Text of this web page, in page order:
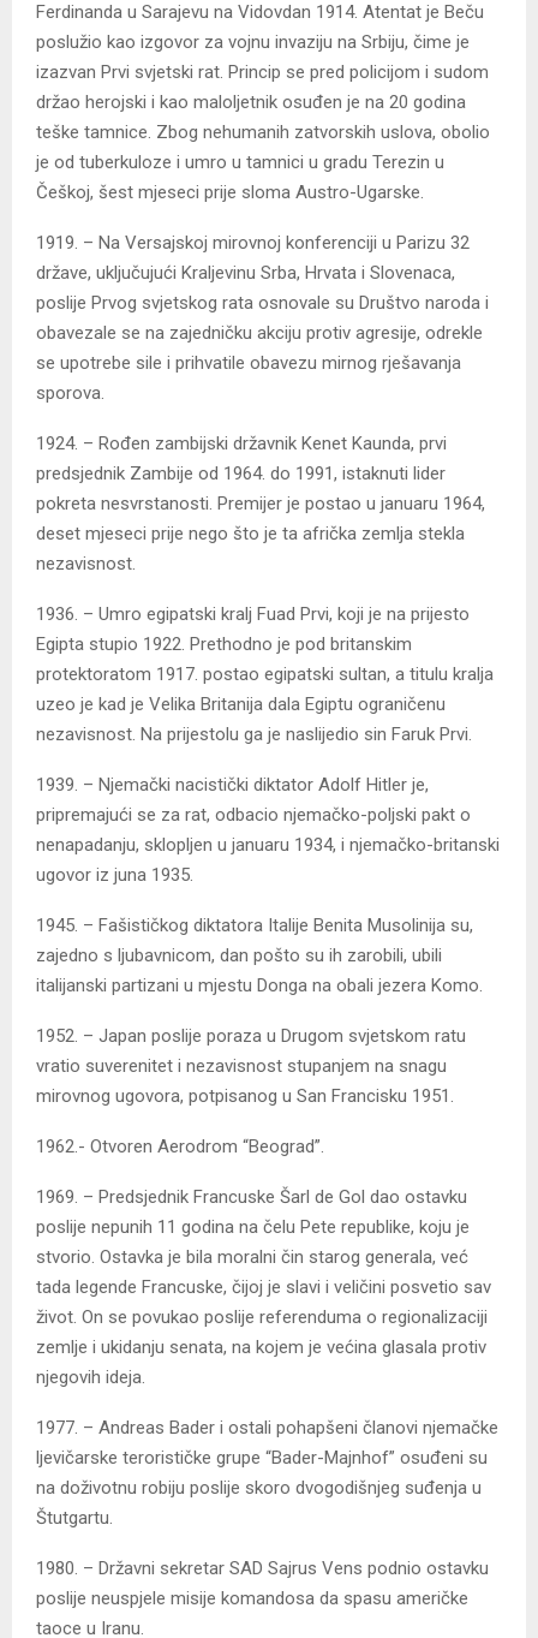
Ferdinanda u Sarajevu na Vidovdan 1914. Atentat je Beču
poslužio kao izgovor za vojnu invaziju na Srbiju, čime je
izazvan Prvi svjetski rat. Princip se pred policijom i sudom
držao herojski i kao maloljetnik osuđen je na 20 godina
teške tamnice. Zbog nehumanih zatvorskih uslova, obolio
je od tuberkuloze i umro u tamnici u gradu Terezin u
Češkoj, šest mjeseci prije sloma Austro-Ugarske.
1919. – Na Versajskoj mirovnoj konferenciji u Parizu 32
države, uključujući Kraljevinu Srba, Hrvata i Slovenaca,
poslije Prvog svjetskog rata osnovale su Društvo naroda i
obavezale se na zajedničku akciju protiv agresije, odrekle
se upotrebe sile i prihvatile obavezu mirnog rješavanja
sporova.
1924. – Rođen zambijski državnik Kenet Kaunda, prvi
predsjednik Zambije od 1964. do 1991, istaknuti lider
pokreta nesvrstanosti. Premijer je postao u januaru 1964,
deset mjeseci prije nego što je ta afrička zemlja stekla
nezavisnost.
1936. – Umro egipatski kralj Fuad Prvi, koji je na prijesto
Egipta stupio 1922. Prethodno je pod britanskim
protektoratom 1917. postao egipatski sultan, a titulu kralja
uzeo je kad je Velika Britanija dala Egiptu ograničenu
nezavisnost. Na prijestolu ga je naslijedio sin Faruk Prvi.
1939. – Njemački nacistički diktator Adolf Hitler je,
pripremajući se za rat, odbacio njemačko-poljski pakt o
nenapadanju, sklopljen u januaru 1934, i njemačko-britanski
ugovor iz juna 1935.
1945. – Fašističkog diktatora Italije Benita Musolinija su,
zajedno s ljubavnicom, dan pošto su ih zarobili, ubili
italijanski partizani u mjestu Donga na obali jezera Komo.
1952. – Japan poslije poraza u Drugom svjetskom ratu
vratio suverenitet i nezavisnost stupanjem na snagu
mirovnog ugovora, potpisanog u San Francisku 1951.
1962.- Otvoren Aerodrom “Beograd”.
1969. – Predsjednik Francuske Šarl de Gol dao ostavku
poslije nepunih 11 godina na čelu Pete republike, koju je
stvorio. Ostavka je bila moralni čin starog generala, već
tada legende Francuske, čijoj je slavi i veličini posvetio sav
život. On se povukao poslije referenduma o regionalizaciji
zemlje i ukidanju senata, na kojem je većina glasala protiv
njegovih ideja.
1977. – Andreas Bader i ostali pohapšeni članovi njemačke
ljevičarske terorističke grupe “Bader-Majnhof” osuđeni su
na doživotnu robiju poslije skoro dvogodišnjeg suđenja u
Štutgartu.
1980. – Državni sekretar SAD Sajrus Vens podnio ostavku
poslije neuspjele misije komandosa da spasu američke
taoce u Iranu.